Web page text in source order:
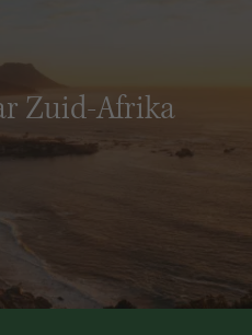
Zuid-Afrika